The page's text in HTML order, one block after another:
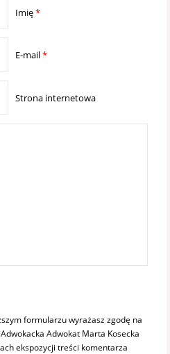
Imię*
E-mail*
Strona internetowa
formularzu wyrażasz zgodę na
Adwokat Marta Kosecka
ekspozycji treści komentarza